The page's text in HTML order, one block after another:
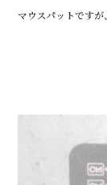
マウスパットですが